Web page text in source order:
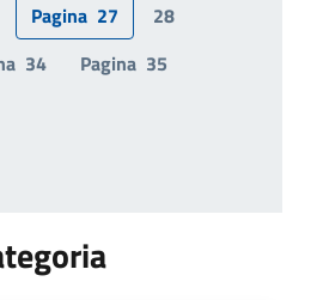
Pagina 27
28
34 Pagina 35